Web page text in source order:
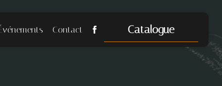
Contact Catalogue